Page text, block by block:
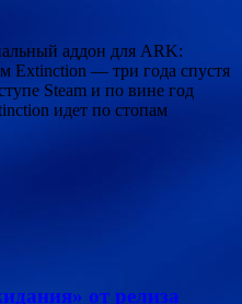
аддон для ARK:
Extinction — три года спустя
Steam и по вине год
идет по стопам
от релиза